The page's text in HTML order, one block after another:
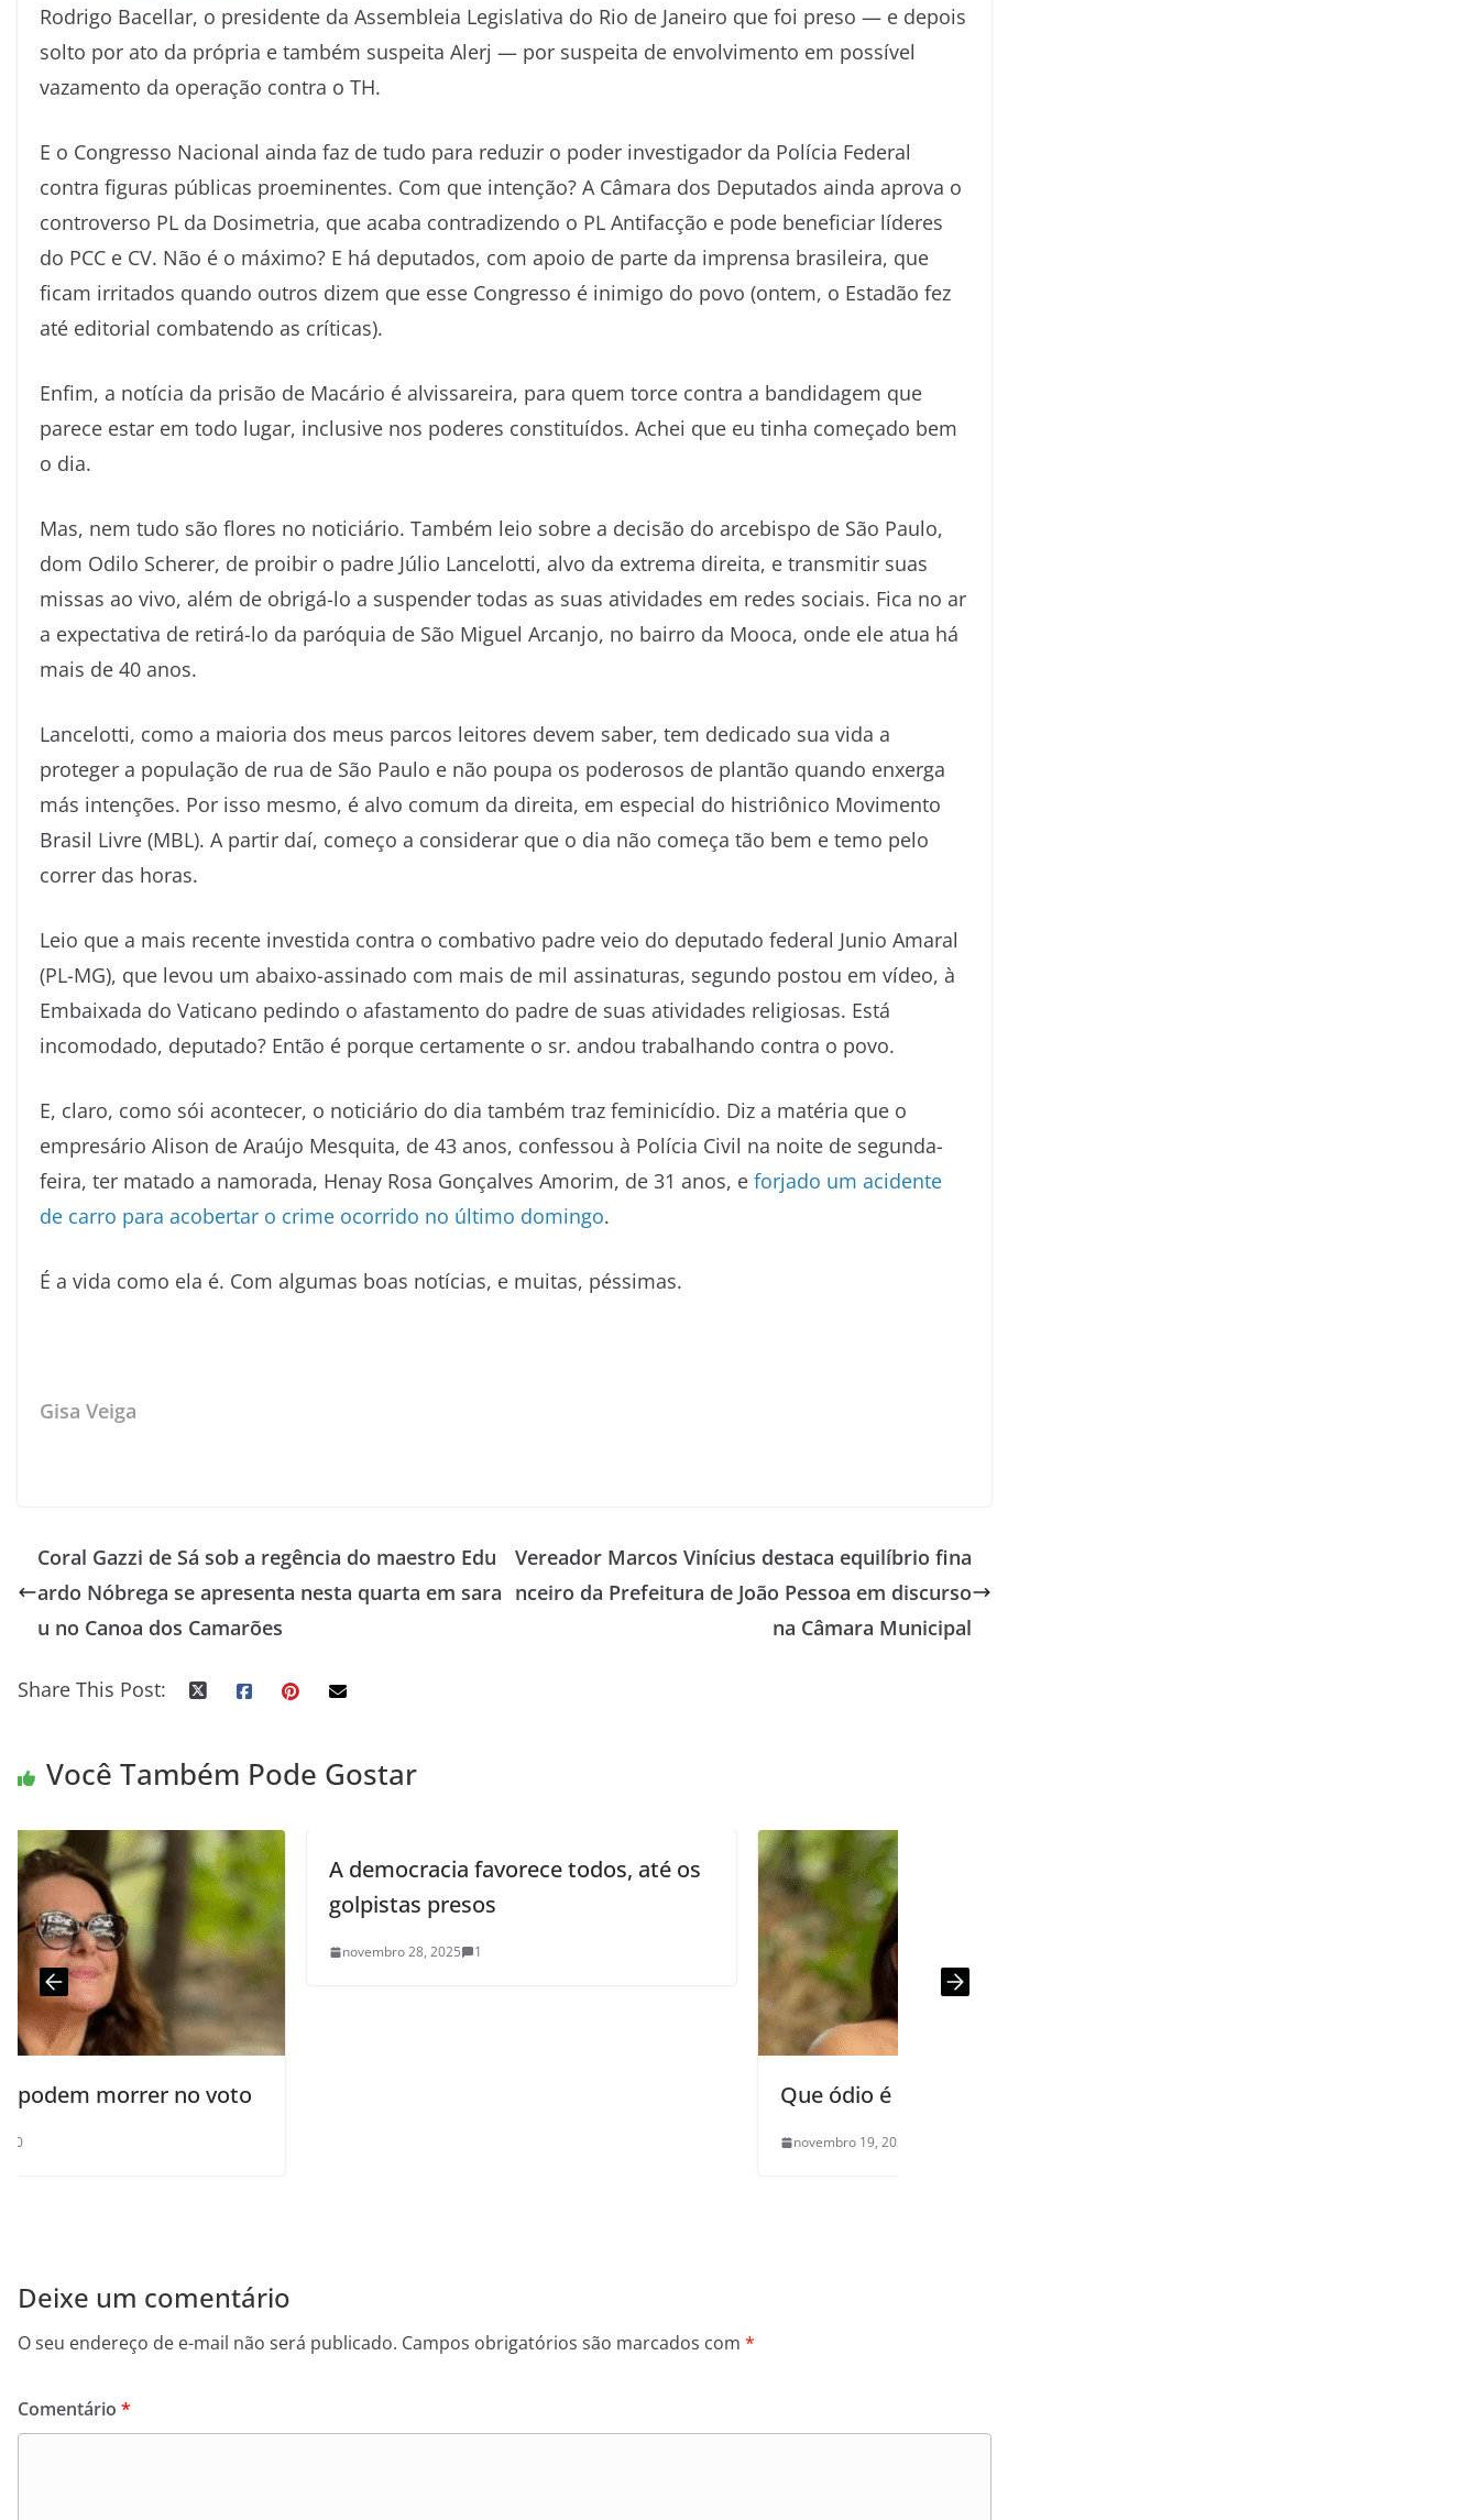
Rodrigo Bacellar, o presidente da Assembleia Legislativa do Rio de Janeiro que foi preso — e depois
solto por ato da própria e também suspeita Alerj — por suspeita de envolvimento em possível
vazamento da operação contra o TH.
E o Congresso Nacional ainda faz de tudo para reduzir o poder investigador da Polícia Federal
contra figuras públicas proeminentes. Com que intenção? A Câmara dos Deputados ainda aprova o
controverso PL da Dosimetria, que acaba contradizendo o PL Antifacção e pode beneficiar líderes
do PCC e CV. Não é o máximo? E há deputados, com apoio de parte da imprensa brasileira, que
ficam irritados quando outros dizem que esse Congresso é inimigo do povo (ontem, o Estadão fez
até editorial combatendo as críticas).
Enfim, a notícia da prisão de Macário é alvissareira, para quem torce contra a bandidagem que
parece estar em todo lugar, inclusive nos poderes constituídos. Achei que eu tinha começado bem
o dia.
Mas, nem tudo são flores no noticiário. Também leio sobre a decisão do arcebispo de São Paulo,
dom Odilo Scherer, de proibir o padre Júlio Lancelotti, alvo da extrema direita, e transmitir suas
missas ao vivo, além de obrigá-lo a suspender todas as suas atividades em redes sociais. Fica no ar
a expectativa de retirá-lo da paróquia de São Miguel Arcanjo, no bairro da Mooca, onde ele atua há
mais de 40 anos.
Lancelotti, como a maioria dos meus parcos leitores devem saber, tem dedicado sua vida a
proteger a população de rua de São Paulo e não poupa os poderosos de plantão quando enxerga
más intenções. Por isso mesmo, é alvo comum da direita, em especial do histriônico Movimento
Brasil Livre (MBL). A partir daí, começo a considerar que o dia não começa tão bem e temo pelo
correr das horas.
Leio que a mais recente investida contra o combativo padre veio do deputado federal Junio Amaral
(PL-MG), que levou um abaixo-assinado com mais de mil assinaturas, segundo postou em vídeo, à
Embaixada do Vaticano pedindo o afastamento do padre de suas atividades religiosas. Está
incomodado, deputado? Então é porque certamente o sr. andou trabalhando contra o povo.
E, claro, como sói acontecer, o noticiário do dia também traz feminicídio. Diz a matéria que o
empresário Alison de Araújo Mesquita, de 43 anos, confessou à Polícia Civil na noite de segunda-
feira, ter matado a namorada, Henay Rosa Gonçalves Amorim, de 31 anos, e forjado um acidente
de carro para acobertar o crime ocorrido no último domingo.
É a vida como ela é. Com algumas boas notícias, e muitas, péssimas.
Gisa Veiga
Coral Gazzi de Sá sob a regência do maestro Edu
ardo Nóbrega se apresenta nesta quarta em sara
u no Canoa dos Camarões
Vereador Marcos Vinícius destaca equilíbrio fina
nceiro da Prefeitura de João Pessoa em discurso
na Câmara Municipal
Share This Post:
Você Também Pode Gostar
A democracia favorece todos, até os
golpistas presos
novembro 28, 2025 1
Deixe um comentário
O seu endereço de e-mail não será publicado. Campos obrigatórios são marcados com *
Comentário *